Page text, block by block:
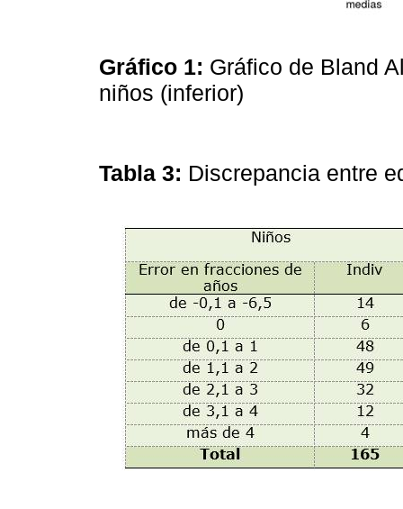
Gráfico 1: Gráfico de Bland
niños (inferior)
Tabla 3: Discrepancia entre